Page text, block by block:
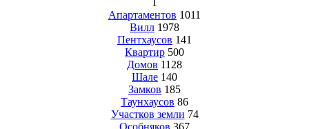
1
Апартаментов 1011
Вилл 1978
Пентхаусов 141
Квартир 500
Домов 1128
Шале 140
Замков 185
Таунхаусов 86
Участков земли 74